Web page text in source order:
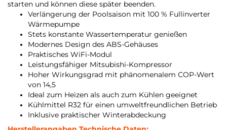
starten und können diese später beenden.
Verlängerung der Poolsaison mit 100 % Fullinverter
Wärmepumpe
Stets konstante Wassertemperatur genießen
Modernes Design des ABS-Gehäuses
Praktisches WiFi-Modul
Leistungsfähiger Mitsubishi-Kompressor
Hoher Wirkungsgrad mit phänomenalem COP-Wert
von 14,5
Ideal zum Heizen als auch zum Kühlen geeignet
Kühlmittel R32 für einen umweltfreundlichen Betrieb
Inklusive praktischer Winterabdeckung